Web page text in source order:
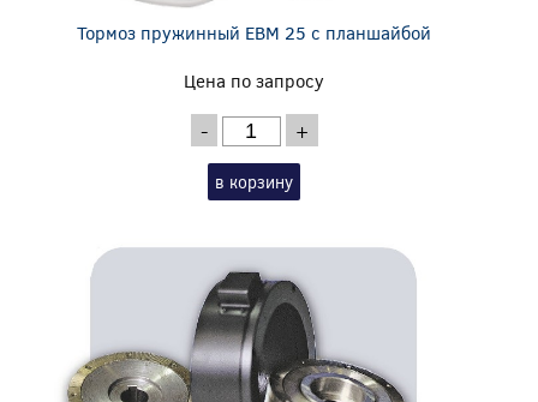
Тормоз пружинный EBM 25 с планшайбой
Цена по запросу
- +
в корзину